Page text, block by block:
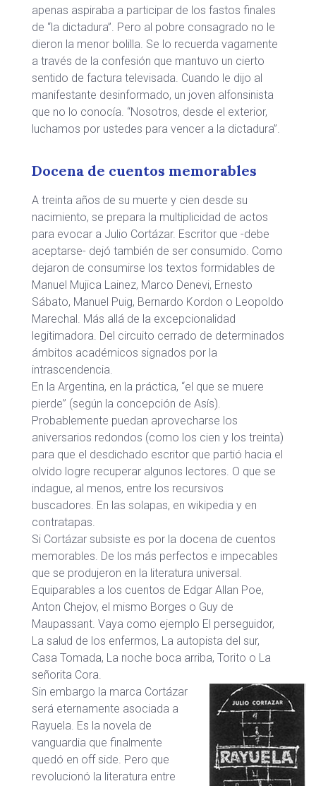
apenas aspiraba a participar de los fastos finales
de “la dictadura”. Pero al pobre consagrado no le
dieron la menor bolilla. Se lo recuerda vagamente
a través de la confesión que mantuvo un cierto
sentido de factura televisada. Cuando le dijo al
manifestante desinformado, un joven alfonsinista
que no lo conocía. “Nosotros, desde el exterior,
luchamos por ustedes para vencer a la dictadura”.
Docena de cuentos memorables
A treinta años de su muerte y cien desde su
nacimiento, se prepara la multiplicidad de actos
para evocar a Julio Cortázar. Escritor que -debe
aceptarse- dejó también de ser consumido. Como
dejaron de consumirse los textos formidables de
Manuel Mujica Lainez, Marco Denevi, Ernesto
Sábato, Manuel Puig, Bernardo Kordon o Leopoldo
Marechal. Más allá de la excepcionalidad
legitimadora. Del circuito cerrado de determinados
ámbitos académicos signados por la
intrascendencia.
En la Argentina, en la práctica, “el que se muere
pierde” (según la concepción de Asís).
Probablemente puedan aprovecharse los
aniversarios redondos (como los cien y los treinta)
para que el desdichado escritor que partió hacia el
olvido logre recuperar algunos lectores. O que se
indague, al menos, entre los recursivos
buscadores. En las solapas, en wikipedia y en
contratapas.
Si Cortázar subsiste es por la docena de cuentos
memorables. De los más perfectos e impecables
que se produjeron en la literatura universal.
Equiparables a los cuentos de Edgar Allan Poe,
Anton Chejov, el mismo Borges o Guy de
Maupassant. Vaya como ejemplo El perseguidor,
La salud de los enfermos, La autopista del sur,
Casa Tomada, La noche boca arriba, Torito o La
señorita Cora.
Sin embargo la marca Cortázar
será eternamente asociada a
Rayuela. Es la novela de
vanguardia que finalmente
quedó en off side. Pero que
revolucionó la literatura entre